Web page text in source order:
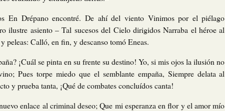
En Drépano encontré. De ahí del viento Vinimos por el piélago
ilustre asiento – Tal sucesos del Cielo dirigidos Narraba el héroe al
peleas: Calló, en fin, y descanso tomó Eneas.
¡Cuál se pinta en su frente su destino! Yo, si mis ojos la ilusión no
Pues torpe miedo que el semblante empaña, Siempre delata al
y prueba tanta, ¡Qué de combates concluídos canta!
enlace al criminal deseo; Que mi esperanza en flor y el amor mío